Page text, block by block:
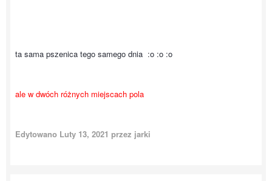
ta sama pszenica tego samego dnia :o :o :o
ale w dwóch różnych miejscach pola
Edytowano Luty 13, 2021 przez jarki